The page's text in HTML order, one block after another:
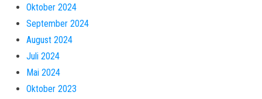
Oktober 2024
September 2024
August 2024
Juli 2024
Mai 2024
Oktober 2023